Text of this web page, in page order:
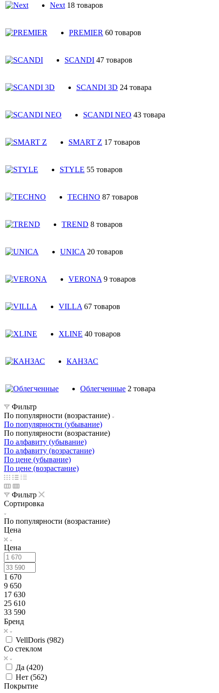
Next 18 товаров
PREMIER 60 товаров
SCANDI 47 товаров
SCANDI 3D 24 товара
SCANDI NEO 43 товара
SMART Z 17 товаров
STYLE 55 товаров
TECHNO 87 товаров
TREND 8 товаров
UNICA 20 товаров
VERONA 9 товаров
VILLA 67 товаров
XLINE 40 товаров
КАНЗАС
Облегченные 2 товара
Фильтр
По популярности (возрастание)
По популярности (убывание)
По популярности (возрастание)
По алфавиту (убывание)
По алфавиту (возрастание)
По цене (убывание)
По цене (возрастание)
Фильтр
Сортировка
По популярности (возрастание)
Цена
Цена
1 670
9 650
17 630
25 610
33 590
Бренд
VellDoris (982)
Со стеклом
Да (420)
Нет (562)
Покрытие